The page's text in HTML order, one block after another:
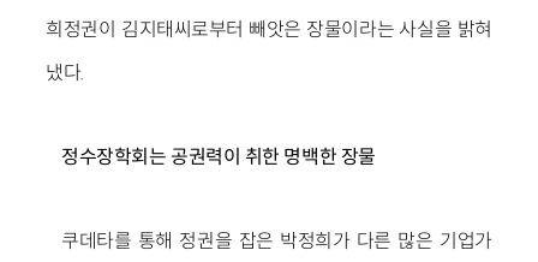
희정권이 김지태씨로부터 빼앗은 장물이라는 사실을 밝혀
냈다.
정수장학회는 공권력이 취한 명백한 장물
쿠데타를 통해 정권을 잡은 박정희가 다른 많은 기업가